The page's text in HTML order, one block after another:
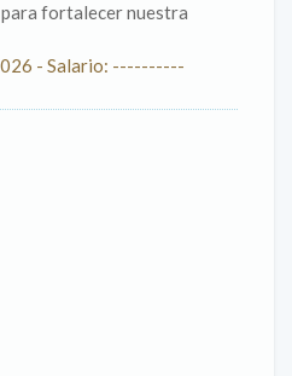
fortalecer nuestra
- Salario: ----------